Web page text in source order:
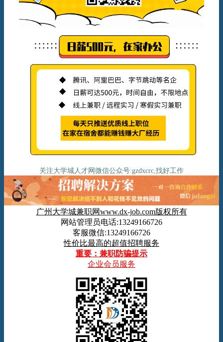
关注大学城人才网微信公众号:gzdxcrc,找好工作
广州大学城兼职网www.dx-job.com版权所有
网站管理员电话:13249166726
客服微信:13249166726
性价比最高的超值招聘服务
重要：兼职防骗提示
企业会员服务